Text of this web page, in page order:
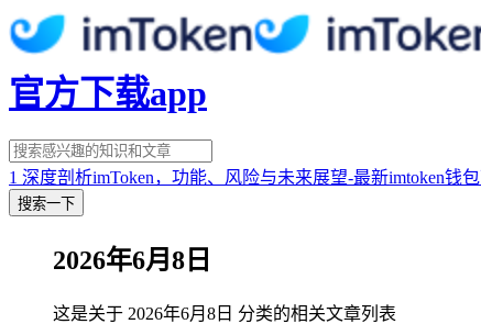
官方下载app
1 深度剖析imToken，功能、风险与未来展望-最新imtoken钱
搜索一下
2026年6月8日
这是关于 2026年6月8日 分类的相关文章列表